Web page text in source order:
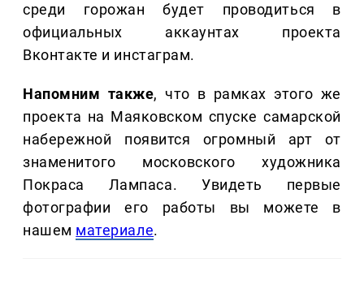
среди горожан будет проводиться в
официальных аккаунтах проекта
Вконтакте и инстаграм.
Напомним также, что в рамках этого же
проекта на Маяковском спуске самарской
набережной появится огромный арт от
знаменитого московского художника
Покраса Лампаса. Увидеть первые
фотографии его работы вы можете в
нашем материале.